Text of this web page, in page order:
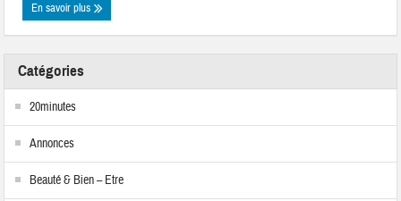
En savoir plus
Catégories
20minutes
Annonces
Beauté & Bien – Etre